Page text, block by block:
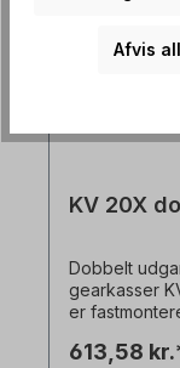
KV 20X
Dobbelt
gearkasser
er
bindende
613,58
Afvis